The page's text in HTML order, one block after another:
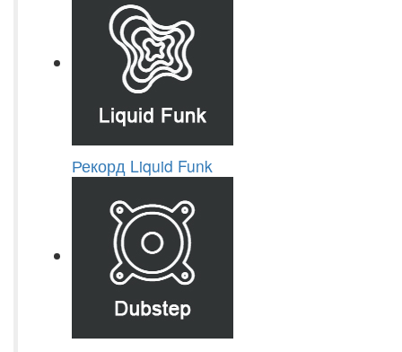
Рекорд Liquid Funk